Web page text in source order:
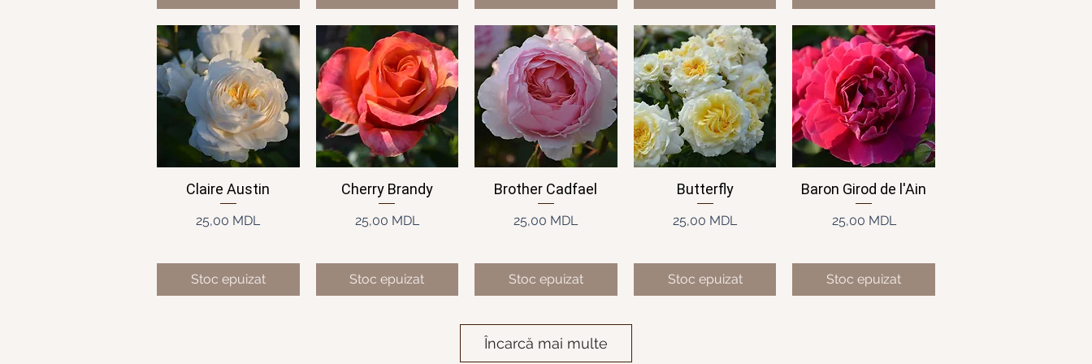
Afișare rapidă
Claire Austin
Preț
25,00 MDL
Stoc epuizat
Afișare rapidă
Cherry Brandy
Preț
25,00 MDL
Stoc epuizat
Afișare rapidă
Brother Cadfael
Preț
25,00 MDL
Stoc epuizat
Afișare rapidă
Butterfly
Preț
25,00 MDL
Stoc epuizat
Afișare rapidă
Baron Girod de l'Ain
Preț
25,00 MDL
Stoc epuizat
Încarcă mai multe